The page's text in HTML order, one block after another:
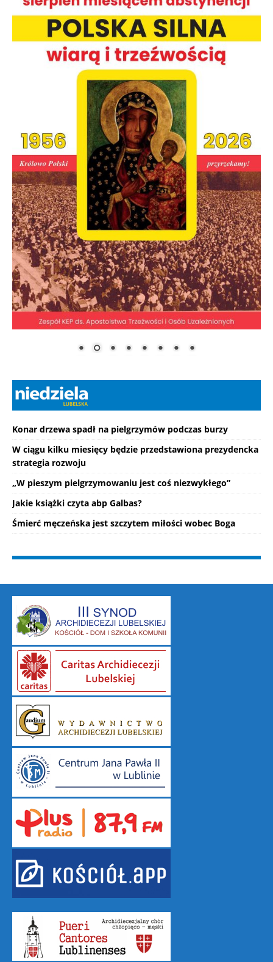
Konar drzewa spadł na pielgrzymów podczas burzy
W ciągu kilku miesięcy będzie przedstawiona prezydencka
strategia rozwoju
„W pieszym pielgrzymowaniu jest coś niezwykłego”
Jakie książki czyta abp Galbas?
Śmierć męczeńska jest szczytem miłości wobec Boga